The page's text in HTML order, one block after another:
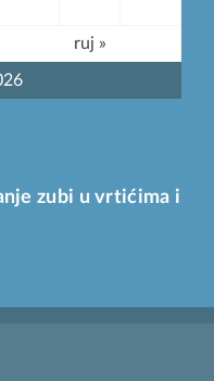
ruj »
zubi u vrtićima i